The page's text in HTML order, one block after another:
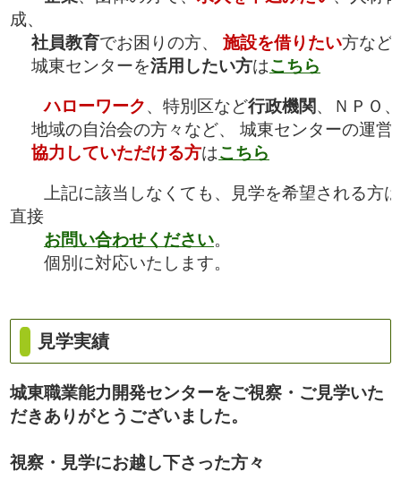
成、
社員教育でお困りの方、 施設を借りたい方など
城東センターを活用したい方はこちら
ハローワーク、特別区など行政機関、ＮＰＯ、
地域の自治会の方々など、 城東センターの運営
協力していただける方はこちら
上記に該当しなくても、見学を希望される方は
直接
お問い合わせください。
個別に対応いたします。
見学実績
城東職業能力開発センターをご視察・ご見学いた
だきありがとうございました。
視察・見学にお越し下さった方々